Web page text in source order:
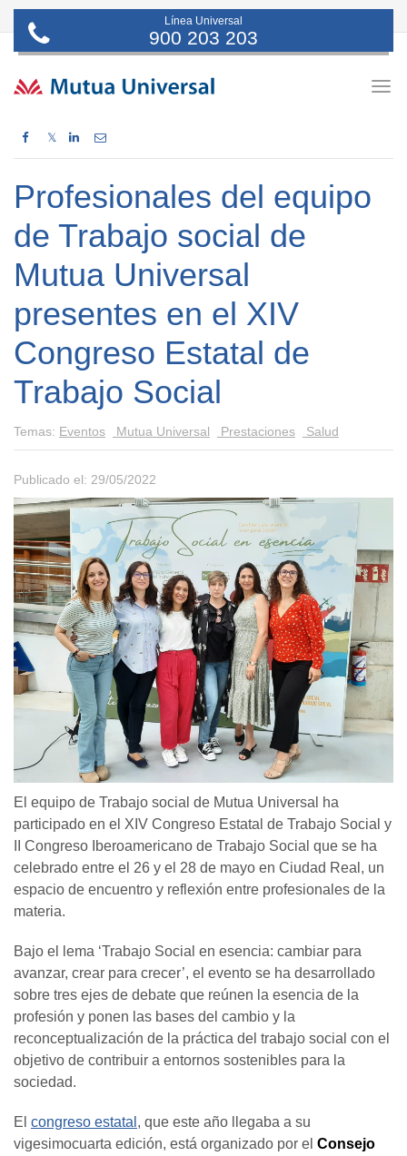
Línea Universal
900 203 203
𝕏
Profesionales del equipo
de Trabajo social de
Mutua Universal
presentes en el XIV
Congreso Estatal de
Trabajo Social
Temas: Eventos Mutua Universal Prestaciones Salud
Publicado el: 29/05/2022
El equipo de Trabajo social de Mutua Universal ha
participado en el XIV Congreso Estatal de Trabajo Social y
II Congreso Iberoamericano de Trabajo Social que se ha
celebrado entre el 26 y el 28 de mayo en Ciudad Real, un
espacio de encuentro y reflexión entre profesionales de la
materia.
Bajo el lema ‘Trabajo Social en esencia: cambiar para
avanzar, crear para crecer’, el evento se ha desarrollado
sobre tres ejes de debate que reúnen la esencia de la
profesión y ponen las bases del cambio y la
reconceptualización de la práctica del trabajo social con el
objetivo de contribuir a entornos sostenibles para la
sociedad.
El congreso estatal , que este año llegaba a su
vigesimocuarta edición, está organizado por el Consejo